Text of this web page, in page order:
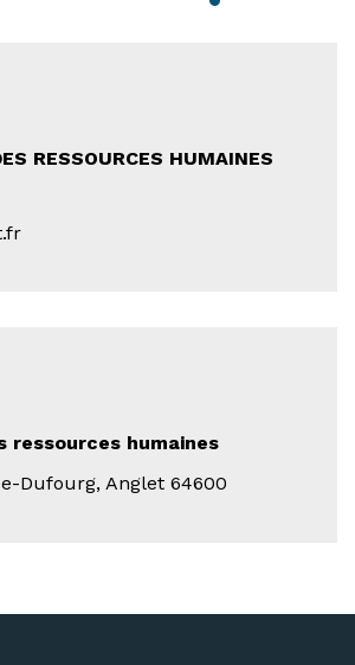
RESSOURCES HUMAINES
ressources humaines
Dufourg, Anglet 64600